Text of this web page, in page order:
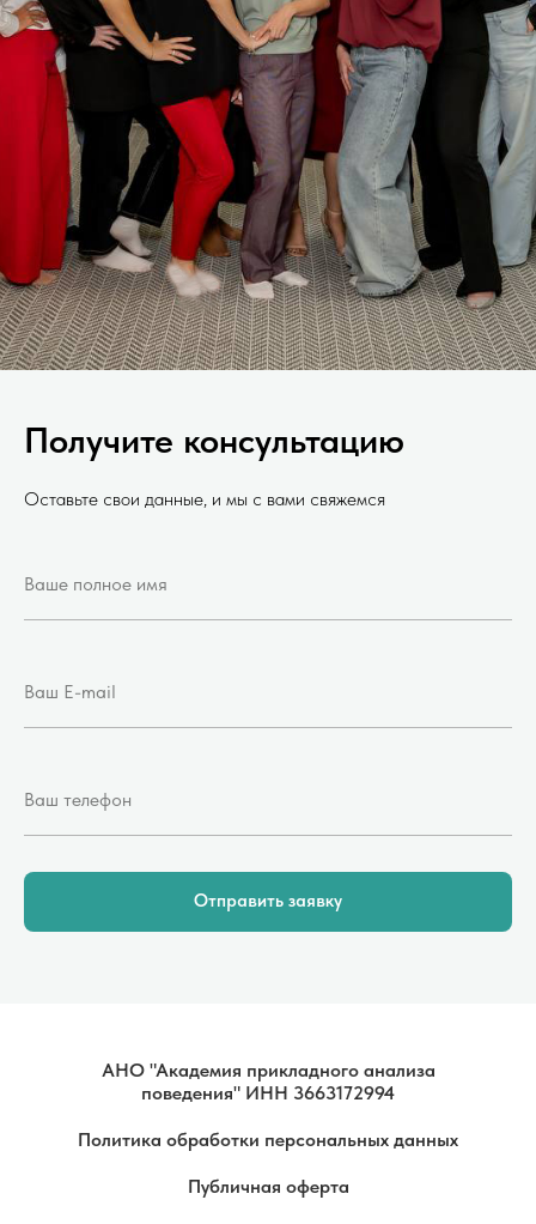
Получите консультацию
Оставьте свои данные, и мы с вами свяжемся
Отправить заявку
АНО "Академия прикладного анализа
поведения" ИНН 3663172994
Политика обработки персональных данных
Публичная оферта